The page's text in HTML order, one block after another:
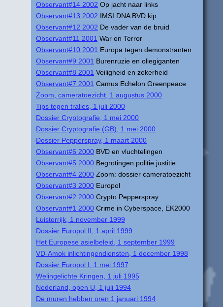
Observant#14 2002 Op jacht naar links
Observant#13 2002 IMSI DNA BVD kip
Observant#12 2002 De vader van de bruid
Observant#11 2001 War on Terror
Observant#10 2001 Europa tegen demonstranten
Observant#9 2001 Burenruzie en oliegiganten
Observant#8 2001 Veiligheid en zekerheid
Observant#7 2001 Camus Echelon Greenpeace
Zoom, cameratoezicht, 1 augustus 2000
Tips tegen tralies, 1 juli 2000
Dossier Cryptografie, 1 mei 2000
Dossier Cryptografie (GB), 1 mei 2000
Dossier Pepperspray, 1 maart 2000
Observant#6 2000 BVD en vluchtelingen
Observant#5 2000 Begrotingen politie justitie
Observant#4 2000 Zoom: dossier cameratoezicht
Observant#3 2000 Europol
Observant#2 2000 Crypto Pepperspray
Observant#1 2000 Crime in Cyberspace, EK2000
Luisterrijk, 1 november 1999
Dossier Europol II, 1 april 1999
Het Europese asielbeleid, 1 september 1999
VD-Amok inlichtingendiensten, 1 december 1998
Dossier Europol I, 1 mei 1997
Welingelichte Kringen, 1 juli 1995
Nederland, open U, 1 juli 1994
De muren hebben oren 1 januari 1994